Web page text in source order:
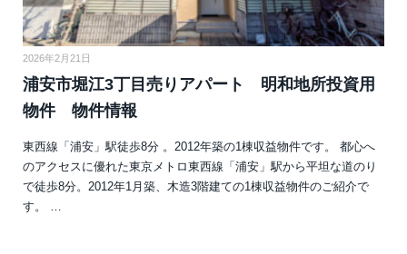
2026年2月21日
浦安市堀江3丁目売りアパート 明和地所投資用
物件 物件情報
東西線「浦安」駅徒歩8分 。2012年築の1棟収益物件です。 都心へ
のアクセスに優れた東京メトロ東西線「浦安」駅から平坦な道のり
で徒歩8分。2012年1月築、木造3階建ての1棟収益物件のご紹介で
す。 …